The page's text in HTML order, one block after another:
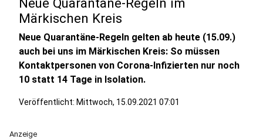
Märkischen Kreis
Neue Quarantäne-Regeln gelten ab heute (15.09.)
auch bei uns im Märkischen Kreis: So müssen
Kontaktpersonen von Corona-Infizierten nur noch
10 statt 14 Tage in Isolation.
Veröffentlicht: Mittwoch, 15.09.2021 07:01
Anzeige